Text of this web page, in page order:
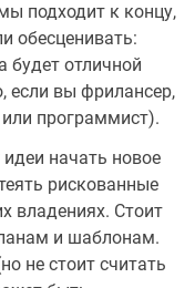
подходит к концу,
обесценивать:
будет отличной
если вы фрилансер,
или программист).
начать новое
рискованные
владениях. Стоит
и шаблонам.
не стоит считать